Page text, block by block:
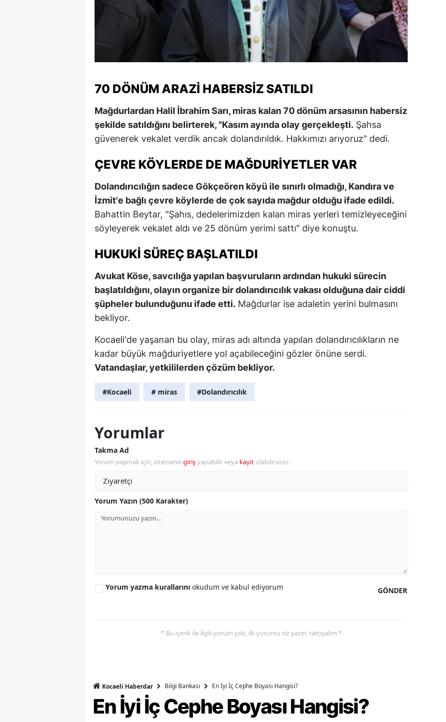
70 DÖNÜM ARAZI HABERSIZ SATILDI
Mağdurlardan Halil İbrahim Sarı, miras kalan 70 dönüm arsasının habersiz
şekilde satıldığını belirterek, "Kasım ayında olay gerçekleşti. Şahsa
güvenerek vekalet verdik ancak dolandırıldık. Hakkımızı arıyoruz" dedi.
ÇEVRE KÖYLERDE DE MAĞDURIYETLER VAR
Dolandırıcılığın sadece Gökçeören köyü ile sınırlı olmadığı, Kandıra ve
İzmit'e bağlı çevre köylerde de çok sayıda mağdur olduğu ifade edildi.
Bahattin Beytar, "Şahıs, dedelerimizden kalan miras yerleri temizleyeceğini
söyleyerek vekalet aldı ve 25 dönüm yerimi sattı" diye konuştu.
HUKUKI SÜREÇ BAŞLATILDI
Avukat Köse, savcılığa yapılan başvuruların ardından hukuki sürecin
başlatıldığını, olayın organize bir dolandırıcılık vakası olduğuna dair ciddi
şüpheler bulunduğunu ifade etti. Mağdurlar ise adaletin yerini bulmasını
bekliyor.
Kocaeli'de yaşanan bu olay, miras adı altında yapılan dolandırıcılıkların ne
kadar büyük mağduriyetlere yol açabileceğini gözler önüne serdi.
Vatandaşlar, yetkililerden çözüm bekliyor.
#Kocaeli # miras #Dolandırıcılık
Yorumlar
Takma Ad
Yorum yapmak için, istersenizgirişyapabilir veya kayıt olabilirsiniz.
Yorum Yazın (500 Karakter)
GÖNDER
Yorum yazma kurallarını okudum ve kabul ediyorum
* Bu içerik ile ilgili yorum yok, ilk yorumu siz yazın, tartışalım *
Kocaeli Haberdar Bilgi Bankası En İyi İç Cephe Boyası Hangisi?
En İyi İç Cephe Boyası Hangisi?